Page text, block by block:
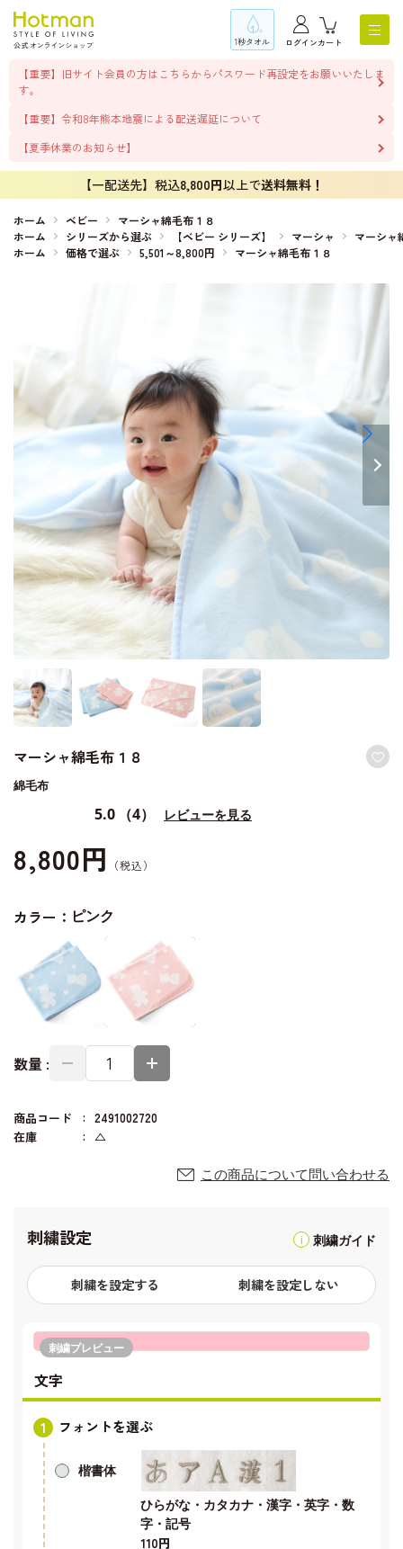
1秒タオル ログインカート
【重要】旧サイト会員の方はこちらからパスワード再設定をお願いいたしま
す。
【重要】令和8年熊本地震による配送遅延について
【夏季休業のお知らせ】
【一配送先】税込8,800円以上で送料無料！
ホーム ベビー
マーシャ綿毛布１８
ホーム
シリーズから選ぶ 【ベビー シリーズ】 マーシャ
マーシャ
ホーム
価格で選ぶ 5,501～8,800円 マーシャ綿毛布１８
マーシャ綿毛布１８
綿毛布
5.0 （4） レビューを見る
8,800円
カラー： ピンク
数量 :
商品コード
2491002720
在庫
△
この商品について問い合わせる
刺繍設定 刺繍ガイド
刺繍を設定する 刺繍を設定しない
刺繍プレビュー
文字
フォントを選ぶ
楷書体
ひらがな・カタカナ・漢字・英字・数
字・記号
110円